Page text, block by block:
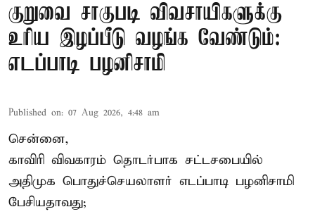
குறுவை சாகுபடி விவசாயிகளுக்கு
உரிய இழப்பீடு வழங்க வேண்டும்:
எடப்பாடி பழனிசாமி
Published on: 07 Aug 2026, 4:48 am
சென்னை,
காவிரி விவகாரம் தொடர்பாக சட்டசபையில்
அதிமுக பொதுச்செயலாளர் எடப்பாடி பழனிசாமி
பேசியதாவது;